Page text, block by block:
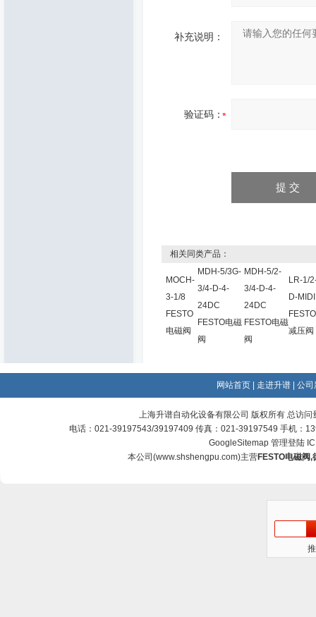
补充说明：
验证码：
相关同类产品：
MOCH-
3-1/8
FESTO
电磁阀
MDH-5/3G-
3/4-D-4-
24DC
FESTO电磁
阀
MDH-5/2-
3/4-D-4-
24DC
FESTO电磁
阀
LR-1/
D-MIDI
FESTO
减压阀
网站首页 走进升谱 公司
上海升谱自动化设备有限公司 版权所有 总访问
电话：021-39197543/39197409 传真：021-39197549 手机：
GoogleSitemap 管理登陆
本公司(www.shshengpu.com)主营FESTO电磁阀,